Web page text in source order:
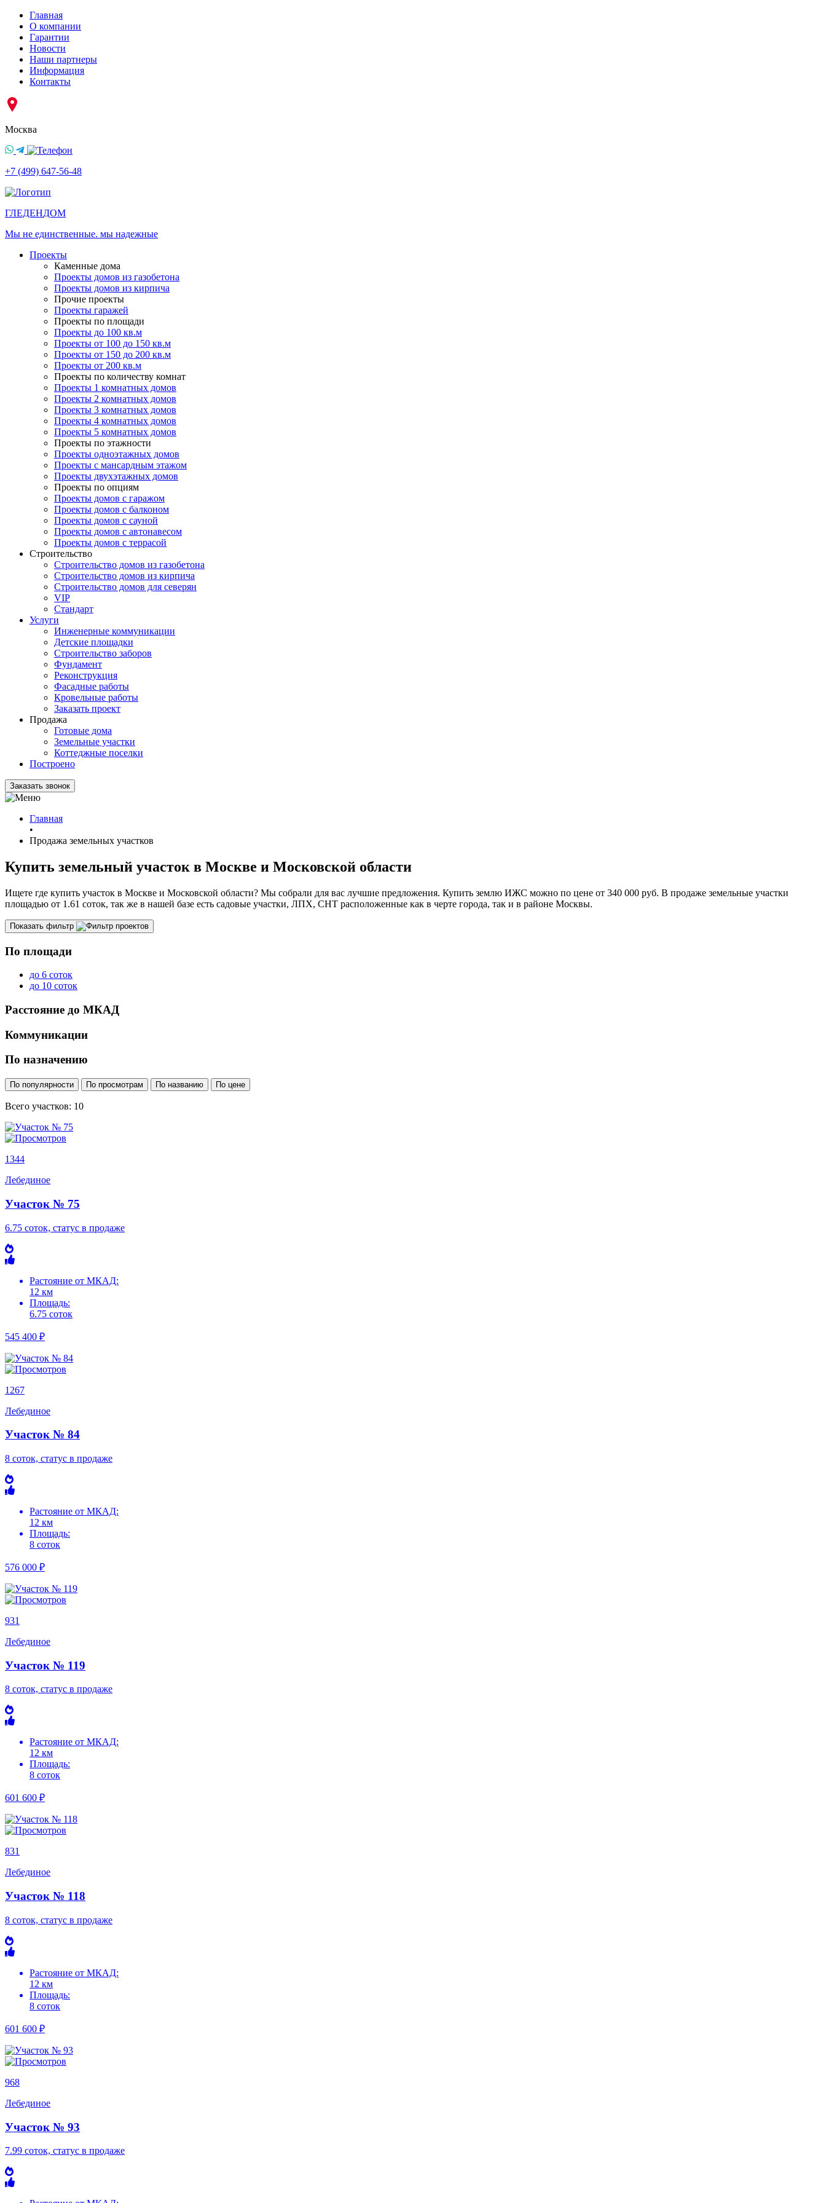
Главная
О компании
Гарантии
Новости
Наши партнеры
Информация
Контакты
Москва
+7 (499) 647-56-48
ГЛЕДЕНДОМ
Мы не единственные. мы надежные
Проекты
Каменные дома
Проекты домов из газобетона
Проекты домов из кирпича
Прочие проекты
Проекты гаражей
Проекты по площади
Проекты до 100 кв.м
Проекты от 100 до 150 кв.м
Проекты от 150 до 200 кв.м
Проекты от 200 кв.м
Проекты по количеству комнат
Проекты 1 комнатных домов
Проекты 2 комнатных домов
Проекты 3 комнатных домов
Проекты 4 комнатных домов
Проекты 5 комнатных домов
Проекты по этажности
Проекты одноэтажных домов
Проекты с мансардным этажом
Проекты двухэтажных домов
Проекты по опциям
Проекты домов с гаражом
Проекты домов с балконом
Проекты домов с сауной
Проекты домов с автонавесом
Проекты домов с террасой
Строительство
Строительство домов из газобетона
Строительство домов из кирпича
Строительство домов для северян
VIP
Стандарт
Услуги
Инженерные коммуникации
Детские площадки
Строительство заборов
Фундамент
Реконструкция
Фасадные работы
Кровельные работы
Заказать проект
Продажа
Готовые дома
Земельные участки
Коттеджные поселки
Построено
Заказать звонок
Главная
•
Продажа земельных участков
Купить земельный участок в Москве и Московской области
Ищете где купить участок в Москве и Московской области? Мы собрали для вас лучшие предложения. Купить землю ИЖС можно по цене от 340 000 руб. В продаже земельные участки
площадью от 1.61 соток, так же в нашей базе есть садовые участки, ЛПХ, СНТ расположенные как в черте города, так и в районе Москвы.
Показать фильтр
По площади
до 6 соток
до 10 соток
Расстояние до МКАД
Коммуникации
По назначению
По популярности По просмотрам По названию По цене
Всего участков: 10
1344
Лебединое
Участок № 75
6.75 соток, статус в продаже
Растояние от МКАД:
12 км
Площадь:
6.75 соток
545 400 ₽
1267
Лебединое
Участок № 84
8 соток, статус в продаже
Растояние от МКАД:
12 км
Площадь:
8 соток
576 000 ₽
931
Лебединое
Участок № 119
8 соток, статус в продаже
Растояние от МКАД:
12 км
Площадь:
8 соток
601 600 ₽
831
Лебединое
Участок № 118
8 соток, статус в продаже
Растояние от МКАД:
12 км
Площадь:
8 соток
601 600 ₽
968
Лебединое
Участок № 93
7.99 соток, статус в продаже